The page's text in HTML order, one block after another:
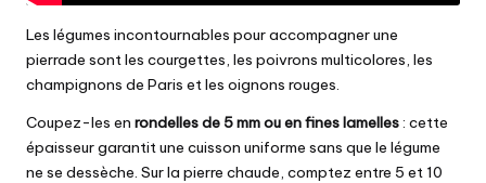
Les légumes incontournables pour accompagner une
pierrade sont les courgettes, les poivrons multicolores, les
champignons de Paris et les oignons rouges.
Coupez-les en rondelles de 5 mm ou en fines lamelles: cette
épaisseur garantit une cuisson uniforme sans que le légume
ne se dessèche. Sur la pierre chaude, comptez entre 5 et 10